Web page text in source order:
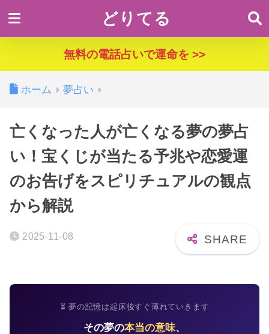
どりてる
無料の電話占いで運命を >>
ホーム 夢占い
亡くなった人が亡くなる夢の夢占
い！宝くじが当たる予兆や恋愛運
のお告げをスピリチュアルの観点
から解説
2025-11-08
⏳ 夢の記憶は起床後すぐ薄れていきます
その夢の本当の意味、